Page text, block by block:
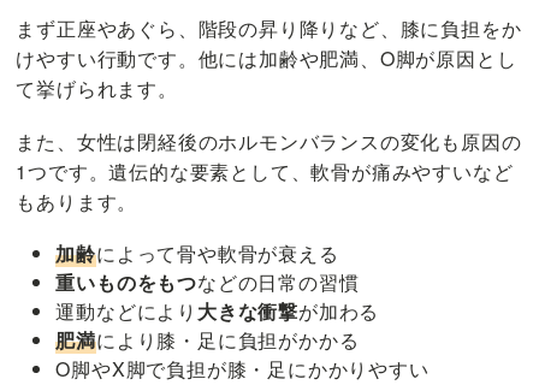
まず正座やあぐら、階段の昇り降りなど、膝に負担をか
けやすい行動です。他には加齢や肥満、O脚が原因とし
て挙げられます。
また、女性は閉経後のホルモンバランスの変化も原因の
1つです。遺伝的な要素として、軟骨が痛みやすいなど
もあります。
加齢によって骨や軟骨が衰える
重いものをもつなどの日常の習慣
運動などにより 大きな衝撃が加わる
肥満により膝・足に負担がかかる
O脚やX脚で負担が膝・足にかかりやすい